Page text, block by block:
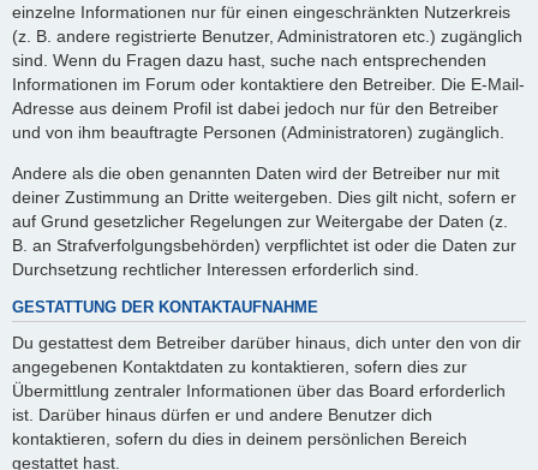
einzelne Informationen nur für einen eingeschränkten Nutzerkreis
(z. B. andere registrierte Benutzer, Administratoren etc.) zugänglich
sind. Wenn du Fragen dazu hast, suche nach entsprechenden
Informationen im Forum oder kontaktiere den Betreiber. Die E-Mail-
Adresse aus deinem Profil ist dabei jedoch nur für den Betreiber
und von ihm beauftragte Personen (Administratoren) zugänglich.
Andere als die oben genannten Daten wird der Betreiber nur mit
deiner Zustimmung an Dritte weitergeben. Dies gilt nicht, sofern er
auf Grund gesetzlicher Regelungen zur Weitergabe der Daten (z.
B. an Strafverfolgungsbehörden) verpflichtet ist oder die Daten zur
Durchsetzung rechtlicher Interessen erforderlich sind.
GESTATTUNG DER KONTAKTAUFNAHME
Du gestattest dem Betreiber darüber hinaus, dich unter den von dir
angegebenen Kontaktdaten zu kontaktieren, sofern dies zur
Übermittlung zentraler Informationen über das Board erforderlich
ist. Darüber hinaus dürfen er und andere Benutzer dich
kontaktieren, sofern du dies in deinem persönlichen Bereich
gestattet hast.